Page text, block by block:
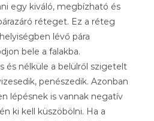
egy kiváló, megbízható és
réteget. Ez a réteg
lévő pára
bele a falakba.
és nélküle a belülről szigetelt
penészedik. Azonban
lépésnek is vannak negatív
ki kell küszöbölni. Ha a